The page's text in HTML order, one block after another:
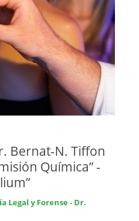
Bernat-N. Tiffon
Química” -
Legal y Forense - Dr.